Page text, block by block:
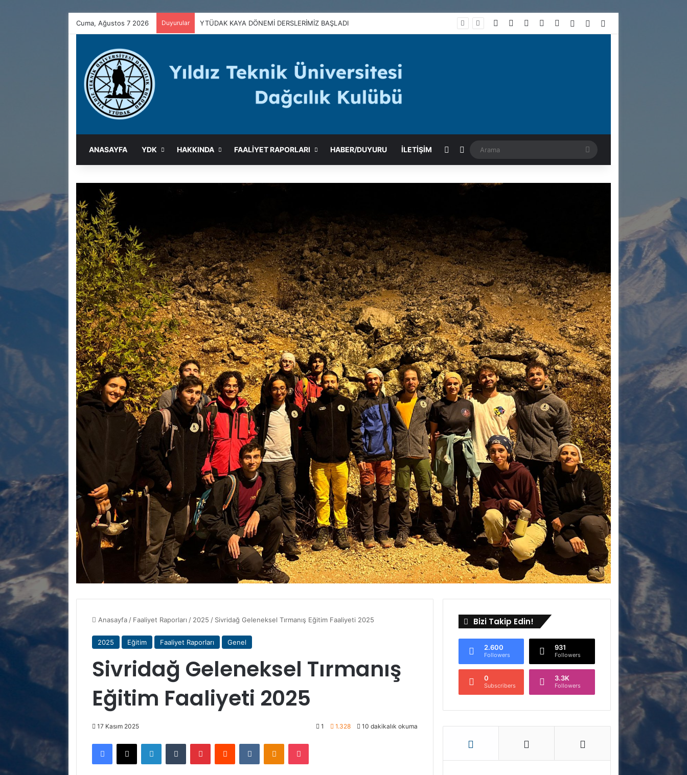
Cuma, Ağustos 7 2026 Duyurular YTÜDAK 2023-2024 EĞİTİM PROGRAMI Facebook Flickr YouTubeInstagramKayıt OlRastgele Makale
ANASAYFA YDK HAKKINDA FAALIYET RAPORLARI HABER/DUYURU İLETİŞİM Rastgele Makale
Kenar Bölmesi Arama
Anasayfa / Faaliyet Raporları / 2025 / Sivridağ Geleneksel Tırmanış Eğitim Faaliyeti 2025
2025 Eğitim Faaliyet Raporları Genel
Sivridağ Geleneksel Tırmanış
Eğitim Faaliyeti 2025
17 Kasım 2025 1 1.328 10 dakikalık okuma
Facebook
X LinkedInTumblr PinterestReddit VKontakteOdnoklassniki
Pocket
Bizi Takip Edin!
2.600
Followers
931
Followers
0
Subscribers
3.3K
Followers